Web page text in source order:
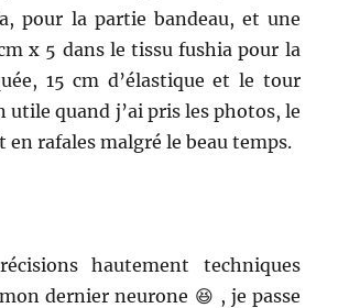
pour la partie bandeau, et une
x 5 dans le tissu fushia pour la
15 cm d’élastique et le tour
utile quand j’ai pris les photos, le
rafales malgré le beau temps.
hautement techniques
dernier neurone 😆 , je passe